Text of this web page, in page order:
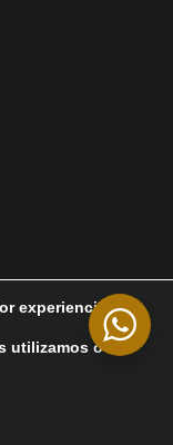
experiencia en
utilizamos o